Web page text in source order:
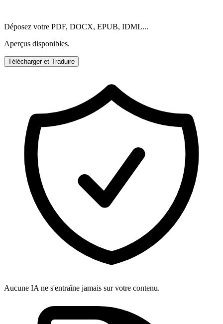
Déposez votre PDF, DOCX, EPUB, IDML...
Aperçus disponibles.
Télécharger et Traduire
Aucune IA ne s'entraîne jamais sur votre contenu.